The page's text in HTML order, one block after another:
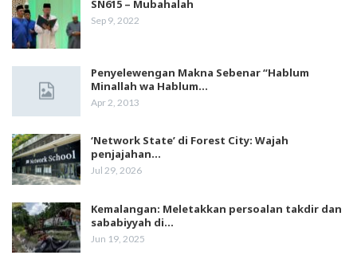
SN615 – Mubahalah
Sep 9, 2022
Penyelewengan Makna Sebenar “Hablum
Minallah wa Hablum…
Apr 2, 2013
‘Network State’ di Forest City: Wajah
penjajahan…
Jul 29, 2026
Kemalangan: Meletakkan persoalan takdir dan
sababiyyah di…
Jun 19, 2025